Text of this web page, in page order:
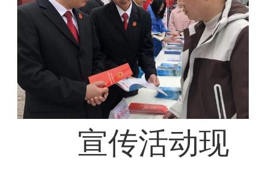
宣传活动现